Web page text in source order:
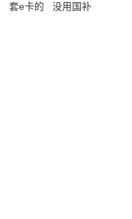
套e卡的 没用国补